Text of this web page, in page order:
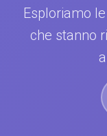
Esploriamo
che stanno